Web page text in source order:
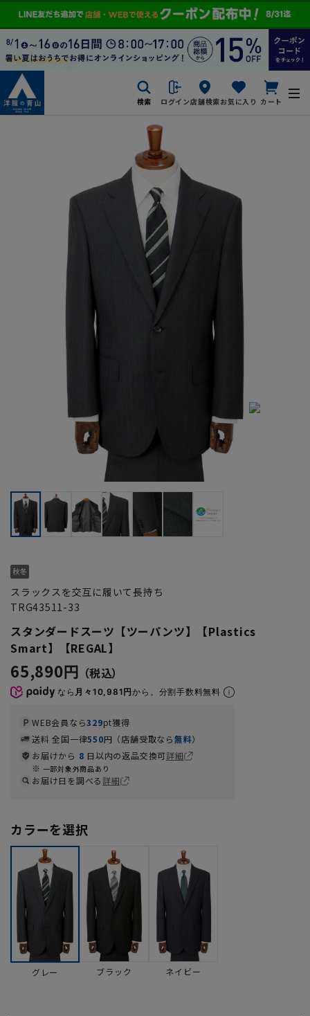
検索 ログイン店舗検索お気に入り カート
スラックスを交互に履いて長持ち
TRG43511-33
スタンダードスーツ【ツーパンツ】【Plastics
Smart】【REGAL】
65,890円
なら 月々10,981円から。分割手数料無料
WEB会員なら329pt獲得
送料 全国一律550円（店舗受取なら無料）
お届けから 8 日以内の返品交換可詳細
一部対象外商品あり
お届け日を調べる詳細
カラーを選択
グレー ブラック ネイビー